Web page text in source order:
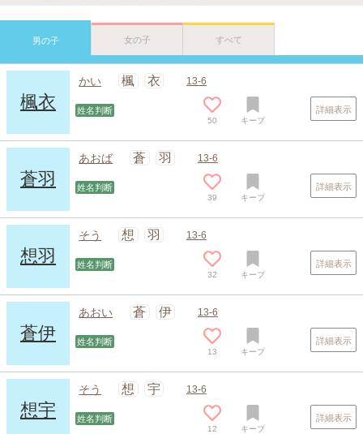
男の子 女の子 すべて
楓衣
かい 楓 衣 13-6
姓名判断
50 キープ
詳細表示
蒼羽
あおば 蒼 羽 13-6
姓名判断
39 キープ
詳細表示
想羽
そう 想 羽 13-6
姓名判断
32 キープ
詳細表示
蒼伊
あおい 蒼 伊 13-6
姓名判断
13 キープ
詳細表示
想宇
そう 想 宇 13-6
姓名判断
12 キープ
詳細表示